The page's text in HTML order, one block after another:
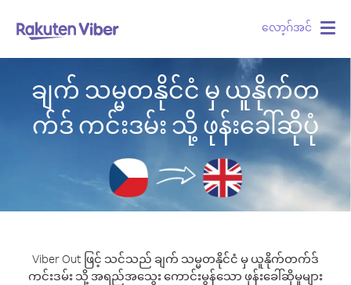
လော့ဂ်အင်
ချက် သမ္မတနိုင်ငံ မှ ယူနိုက်တ
က်ဒ် ကင်းဒမ်း သို့ ဖုန်းခေါ်ဆိုပုံ
Viber Out ဖြင့် သင်သည် ချက် သမ္မတနိုင်ငံ မှ ယူနိုက်တက်ဒ်
ကင်းဒမ်း သို့ အရည်အသွေး ကောင်းမွန်သော ဖုန်းခေါ်ဆိုမှုများ